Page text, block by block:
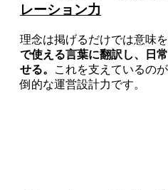
レーション力
理念は掲げるだけでは意味
で使える言葉に翻訳し、日
せる。
これを支えているの
倒的な運営設計力です。